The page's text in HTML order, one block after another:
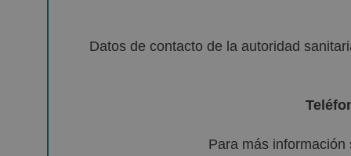
Datos de contacto de la autoridad
Para más